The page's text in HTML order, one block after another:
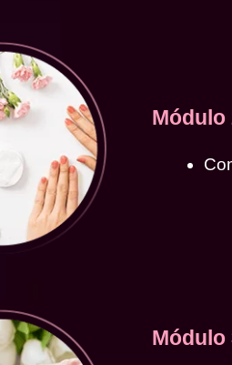
Módulo
Módulo